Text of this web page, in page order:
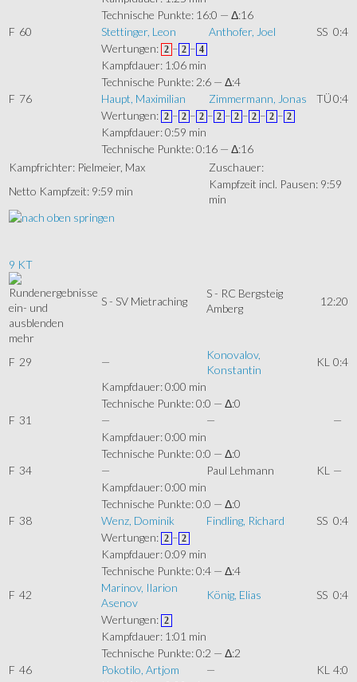
Technische Punkte: 16:0 — Δ:16
F 60 Stettinger, Leon Anthofer, Joel SS 0:4
Wertungen: 2 – 2 – 4
Kampfdauer: 1:06 min
Technische Punkte: 2:6 — Δ:4
F 76 Haupt, Maximilian Zimmermann, Jonas TÜ0:4
Wertungen: 2 – 2 – 2 – 2 – 2 – 2 – 2 – 2
Kampfdauer: 0:59 min
Technische Punkte: 0:16 — Δ:16
Kampfrichter: Pielmeier, Max
Zuschauer:
Netto Kampfzeit: 9:59 min
Kampfzeit incl. Pausen: 9:59
min
9 KT
mehr
S - SV Mietraching
S - RC Bergsteig
Amberg
12:20
F 29 —
Konovalov,
Konstantin
KL 0:4
Kampfdauer: 0:00 min
Technische Punkte: 0:0 — Δ:0
F 31 — —
—
Kampfdauer: 0:00 min
Technische Punkte: 0:0 — Δ:0
F 34 — Paul Lehmann KL —
Kampfdauer: 0:00 min
Technische Punkte: 0:0 — Δ:0
F 38 Wenz, Dominik Findling, Richard SS 0:4
Wertungen: 2 – 2
Kampfdauer: 0:09 min
Technische Punkte: 0:4 — Δ:4
F 42
Marinov, Ilarion
Asenov
König, Elias SS 0:4
Wertungen: 2
Kampfdauer: 1:01 min
Technische Punkte: 0:2 — Δ:2
F 46 Pokotilo, Artjom — KL 4:0